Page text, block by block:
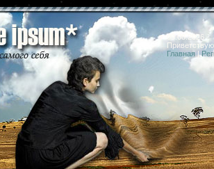
09.08.2026
Главная |